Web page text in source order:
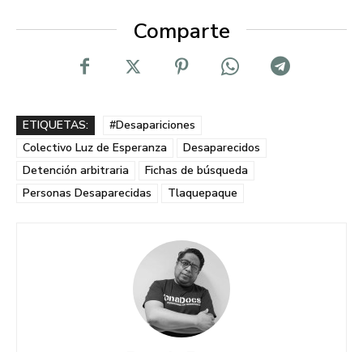
Comparte
ETIQUETAS:
#Desapariciones
Colectivo Luz de Esperanza
Desaparecidos
Detención arbitraria
Fichas de búsqueda
Personas Desaparecidas
Tlaquepaque